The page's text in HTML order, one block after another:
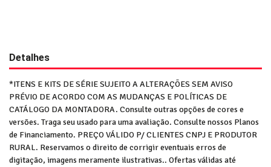
Detalhes
*ITENS E KITS DE SÉRIE SUJEITO A ALTERAÇÕES SEM AVISO
PRÉVIO DE ACORDO COM AS MUDANÇAS E POLÍTICAS DE
CATÁLOGO DA MONTADORA. Consulte outras opções de cores e
versões. Traga seu usado para uma avaliação. Consulte nossos Planos
de Financiamento. PREÇO VÁLIDO P/ CLIENTES CNPJ E PRODUTOR
RURAL. Reservamos o direito de corrigir eventuais erros de
digitação, imagens meramente ilustrativas.. Ofertas válidas até